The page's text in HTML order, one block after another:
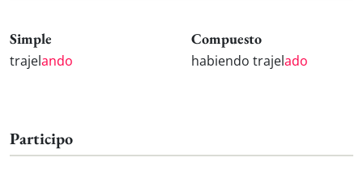
Simple
trajelando
Compuesto
habiendo trajelado
Participo